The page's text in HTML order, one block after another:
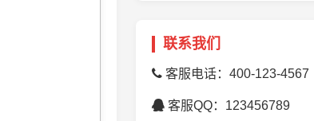
联系我们
客服电话：400-123-4567
客服QQ：123456789